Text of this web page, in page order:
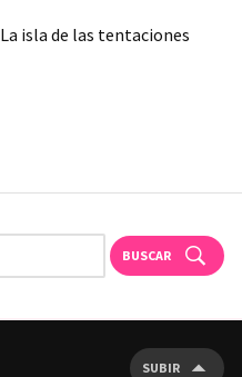
La isla de las tentaciones
BUSCAR
SUBIR